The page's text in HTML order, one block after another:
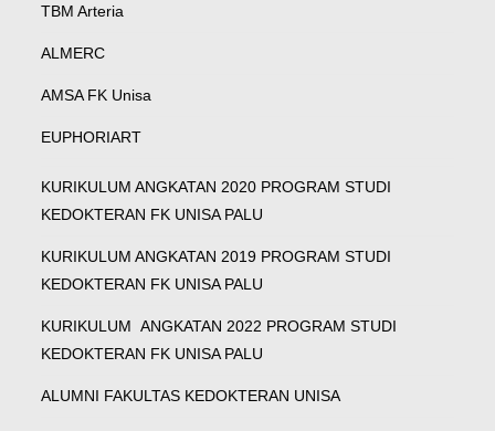
TBM Arteria
ALMERC
AMSA FK Unisa
EUPHORIART
KURIKULUM ANGKATAN 2020 PROGRAM STUDI
KEDOKTERAN FK UNISA PALU
KURIKULUM ANGKATAN 2019 PROGRAM STUDI
KEDOKTERAN FK UNISA PALU
KURIKULUM ANGKATAN 2022 PROGRAM STUDI
KEDOKTERAN FK UNISA PALU
ALUMNI FAKULTAS KEDOKTERAN UNISA